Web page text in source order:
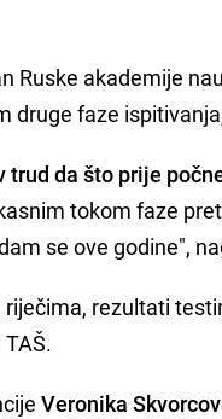
Ruske akademije
druge faze
trud da što prije
tokom faze
se ove godine",
rezultati
Veronika